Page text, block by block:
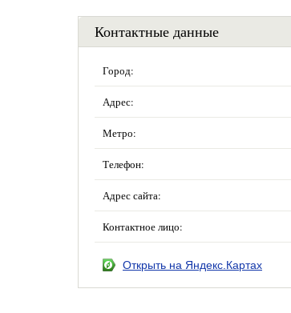
Контактные данные
Город:
Адрес:
Метро:
Телефон:
Адрес сайта:
Контактное лицо:
Открыть на Яндекс.Картах